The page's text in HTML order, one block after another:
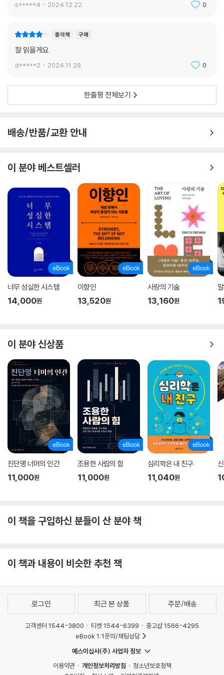
s*****4 2024.12.22. 0
종이책 구매
잘 읽을게요
d*****2 2024.11.28. 0
한줄평 전체보기
배송/반품/교환 안내
이 분야 베스트셀러
너무 성실한 시스템
14,000원
이향인
13,520원
사랑의 기술
13,160원
이 분야 신상품
진단명 너머의 인간
11,000원
조용한 사람의 힘
11,000원
심리학은 내 친구
11,040원
이 책을 구입하신 분들이 산 분야 책
이 책과 내용이 비슷한 추천 책
로그인 최근 본 상품 주문/배송
고객센터 1544-3800 티켓 1544-6399
중고샵 1566-4295
eBook 1:1문의/채팅상담
예스이십사(주) 사업자 정보
이용약관
개인정보처리방침
청소년보호정책